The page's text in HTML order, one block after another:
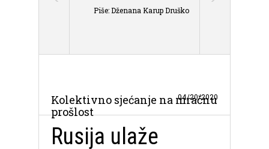
Piše: Dženana Karup Druško
Kolektivno sjećanje na mračnu
prošlost
04/20/2020
Rusija ulaže